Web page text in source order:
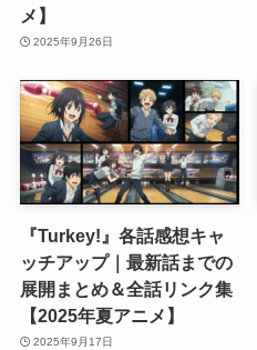
メ】
2025年9月26日
『Turkey!』各話感想キャ
ッチアップ｜最新話までの
展開まとめ＆全話リンク集
【2025年夏アニメ】
2025年9月17日